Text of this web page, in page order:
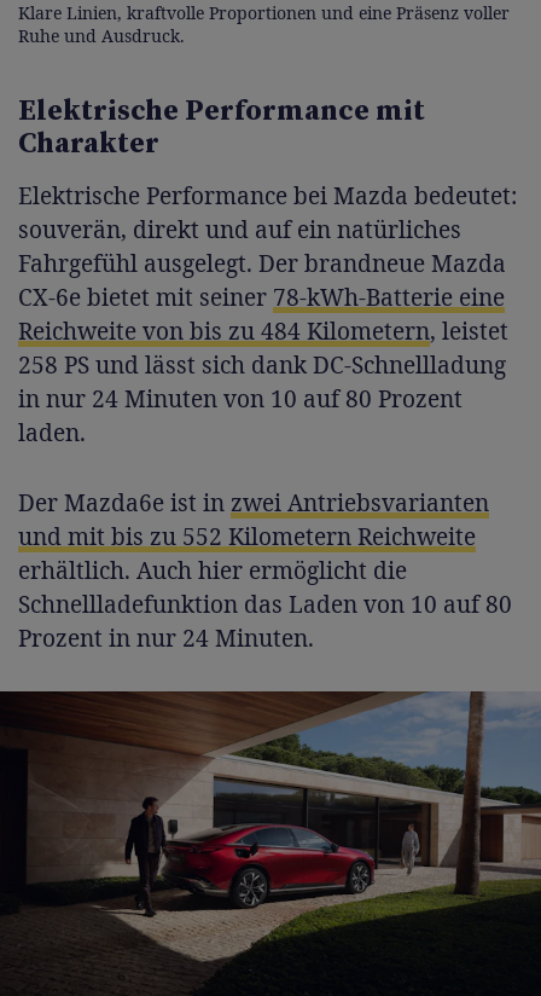
Klare Linien, kraftvolle Proportionen und eine Präsenz voller
Ruhe und Ausdruck.
Elektrische Performance mit
Charakter
Elektrische Performance bei Mazda bedeutet:
souverän, direkt und auf ein natürliches
Fahrgefühl ausgelegt. Der brandneue Mazda
CX-6e bietet mit seiner 78-kWh-Batterie eine
Reichweite von bis zu 484 Kilometern, leistet
258 PS und lässt sich dank DC-Schnellladung
in nur 24 Minuten von 10 auf 80 Prozent
laden.
Der Mazda6e ist in zwei Antriebsvarianten
und mit bis zu 552 Kilometern Reichweite
erhältlich. Auch hier ermöglicht die
Schnellladefunktion das Laden von 10 auf 80
Prozent in nur 24 Minuten.